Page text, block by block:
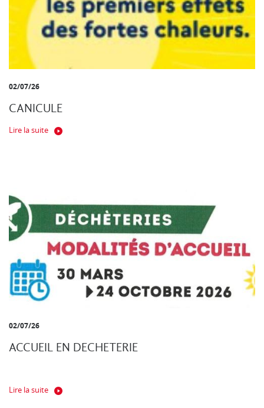
02/07/26
CANICULE
Lire la suite
02/07/26
ACCUEIL EN DECHETERIE
Lire la suite